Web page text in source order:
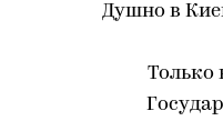
Душно в
Только